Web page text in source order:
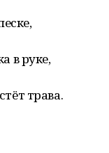
в руке,
трава.